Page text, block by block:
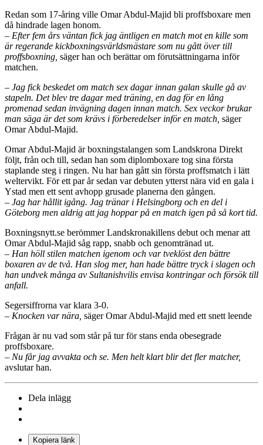
Redan som 17-åring ville Omar Abdul-Majid bli proffsboxare men
då hindrade lagen honom.
– Efter fem års väntan fick jag äntligen en match mot en kille som
är regerande kickboxningsvärldsmästare som nu gått över till
proffsboxning, säger han och berättar om förutsättningarna inför
matchen.
– Jag fick beskedet om match sex dagar innan galan skulle gå av
stapeln. Det blev tre dagar med träning, en dag för en lång
promenad sedan invägning dagen innan match. Sex veckor brukar
man säga är det som krävs i förberedelser inför en match, säger
Omar Abdul-Majid.
Omar Abdul-Majid är boxningstalangen som Landskrona Direkt
följt, från och till, sedan han som diplomboxare tog sina första
staplande steg i ringen. Nu har han gått sin första proffsmatch i lätt
weltervikt. För ett par år sedan var debuten ytterst nära vid en gala i
Ystad men ett sent avhopp grusade planerna den gången.
– Jag har hållit igång. Jag tränar i Helsingborg och en del i
Göteborg men aldrig att jag hoppar på en match igen på så kort tid.
Boxningsnytt.se berömmer Landskronakillens debut och menar att
Omar Abdul-Majid såg rapp, snabb och genomtränad ut.
– Han höll stilen matchen igenom och var tveklöst den bättre
boxaren av de två. Han slog mer, han hade bättre tryck i slagen och
han undvek många av Sultanishvilis envisa kontringar och försök till
anfall.
Segersiffrorna var klara 3-0.
– Knocken var nära, säger Omar Abdul-Majid med ett snett leende
Frågan är nu vad som står på tur för stans enda obesegrade
proffsboxare.
– Nu får jag avvakta och se. Men helt klart blir det fler matcher,
avslutar han.
Dela inlägg
Kopiera länk